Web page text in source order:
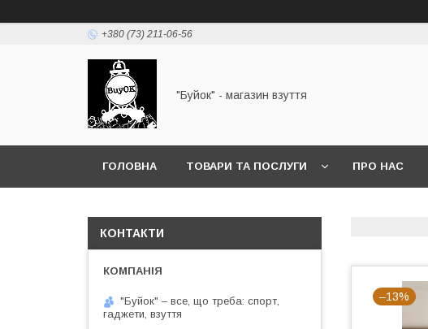
+380 (73) 211-06-56
"Буйок" - магазин взуття
ГОЛОВНА ТОВАРИ ТА ПОСЛУГИ ПРО НАС
–13%
КОНТАКТИ
"Буйок" – все, що треба: спорт,
гаджети, взуття